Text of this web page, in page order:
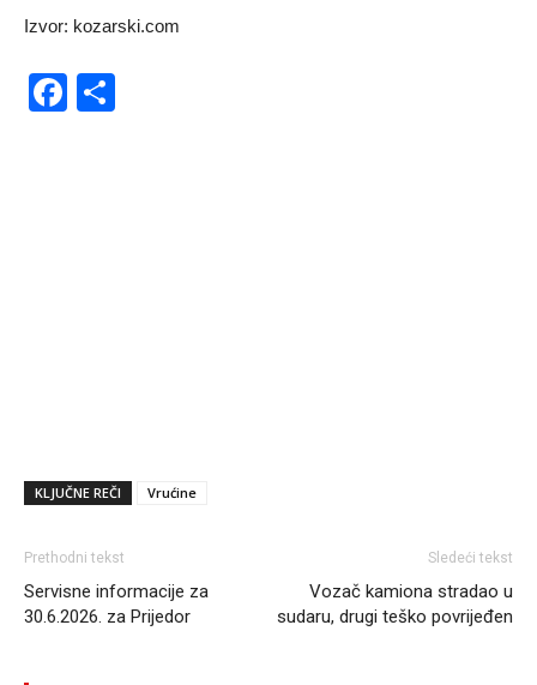
Izvor: kozarski.com
Facebook
KLJUČNE REČI Vrućine
Prethodni tekst
Servisne informacije za
30.6.2026. za Prijedor
Sledeći tekst
Vozač kamiona stradao u
sudaru, drugi teško povrijeđen